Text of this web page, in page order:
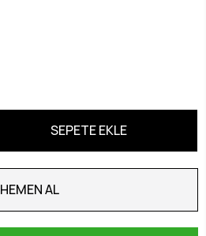
SEPETE EKLE
HEMEN AL